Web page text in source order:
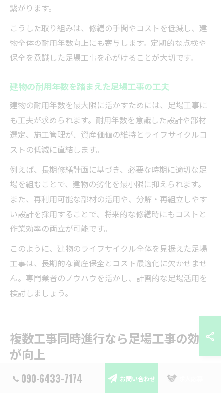
繋がります。
こうした取り組みは、修繕の手間やコストを低減し、建
物全体の耐用年数向上にも寄与します。定期的な点検や
保全を意識した足場工事を心がけることが大切です。
建物の耐用年数を踏まえた足場工事の工夫
建物の耐用年数を最大限に活かすためには、足場工事に
も工夫が求められます。耐用年数を意識した設計や部材
選定、施工管理が、資産価値の維持とライフサイクルコ
ストの低減に直結します。
例えば、長期修繕計画に基づき、必要な時期に適切な足
場を組むことで、建物の劣化を最小限に抑えられます。
また、再利用可能な部材の活用や、分解・再組立しやす
い設計を採用することで、将来的な修繕時にもコストと
作業効率の両立が可能です。
このように、建物のライフサイクル全体を見据えた足場
工事は、長期的な資産保全とコスト最適化に欠かせませ
ん。専門業者のノウハウを活かし、計画的な足場活用を
検討しましょう。
複数工事同時進行なら足場工事の効率
が向上
090-6433-7174 お問い合わせ